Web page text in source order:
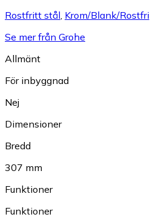
Rostfritt stål Krom/Blank/Rostfri
Se mer från Grohe
Allmänt
För inbyggnad
Nej
Dimensioner
Bredd
307 mm
Funktioner
Funktioner